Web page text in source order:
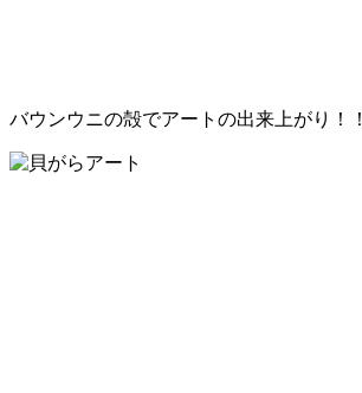
バウンウニの殻でアートの出来上がり！！